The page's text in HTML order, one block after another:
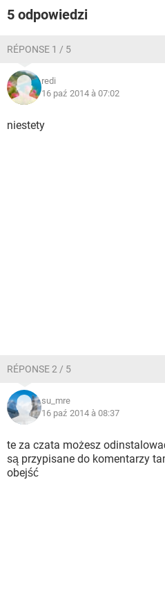
5 odpowiedzi
RÉPONSE 1 / 5
redi
16 paź 2014 à 07:02
niestety
RÉPONSE 2 / 5
su_mre
16 paź 2014 à 08:37
te za czata możesz
są przypisane do komentarzy
obejść